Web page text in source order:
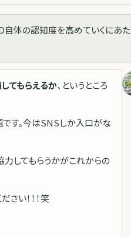
自体の認知度を高めていくにあた
てもらえるか、というところ
です。今はSNSしか入口がな
してもらうかがこれからの
さい！！！笑